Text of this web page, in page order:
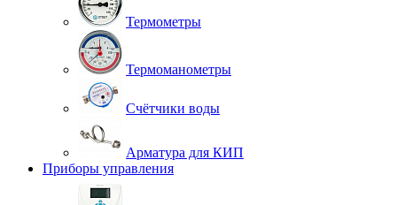
Термометры
Термоманометры
Счётчики воды
Арматура для КИП
Приборы управления